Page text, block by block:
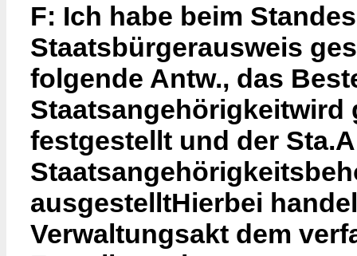
F: Ich habe beim
Staatsbürgerausweis
folgende Antw., das
Staatsangehörigkeitwird
festgestellt und der
ausgestelltHierbei
Verwaltungsakt dem